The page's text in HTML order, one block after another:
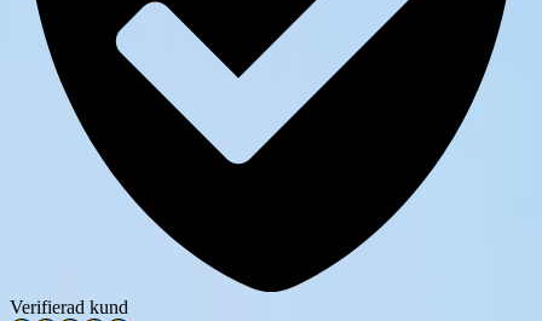
Verifierad kund